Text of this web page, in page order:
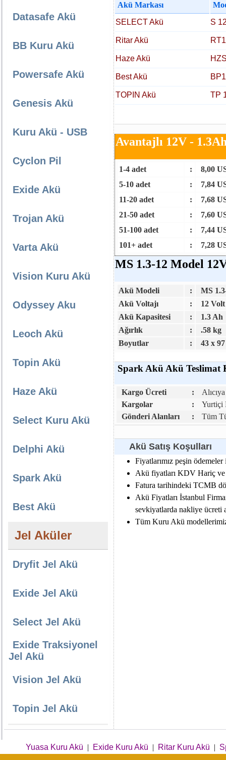
Datasafe Akü
BB Kuru Akü
Powersafe Akü
Genesis Akü
Kuru Akü - USB
Cyclon Pil
Exide Akü
Trojan Akü
Varta Akü
Vision Kuru Akü
Odyssey Aku
Leoch Akü
Topin Akü
Haze Akü
Select Kuru Akü
Delphi Akü
Spark Akü
Best Akü
Jel Aküler
Dryfit Jel Akü
Exide Jel Akü
Select Jel Akü
Exide Traksiyonel
Jel Akü
Vision Jel Akü
Topin Jel Akü
Akü Markası
SELECT Akü
S
Ritar Akü
Haze Akü
Best Akü
TOPIN Akü TP
Avantajlı 12V -
1-4 adet :
8,00
5-10 adet
:
7,84
11-20 adet
:
7,68
21-50 adet
:
7,60
51-100 adet
:
7,44
101+ adet
: 7,28
MS 1.3-12 Model
Akü Modeli :
MS
Akü Voltajı
:
12
Akü Kapasitesi
:
1.3 Ah
Ağırlık
:
.58 kg
Boyutlar
: 43 x
Spark Akü Akü Teslimat
Kargo Ücreti :
Kargolar
:
Yurtiçi
Gönderi Alanları
: Tüm
Akü Satış Koşulları
Fiyatlarımız peşin
Akü fiyatları KDV Hariç ve
Fatura tarihindeki TCMB
Akü Fiyatları İstanbul
sevkiyatlarda nakliye ücreti
Tüm Kuru Akü
Yuasa Kuru Akü | Exide Kuru Akü | Ritar Kuru Akü |